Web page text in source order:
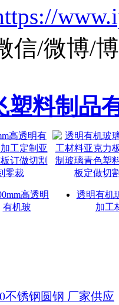
信/微博/
塑料制品
高透明
有机玻
透明有机
加工
不锈钢圆钢 厂家供应